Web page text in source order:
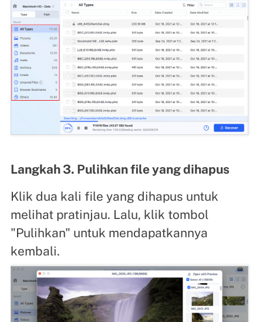
Langkah 3. Pulihkan file yang dihapus
Klik dua kali file yang dihapus untuk
melihat pratinjau. Lalu, klik tombol
"Pulihkan" untuk mendapatkannya
kembali.